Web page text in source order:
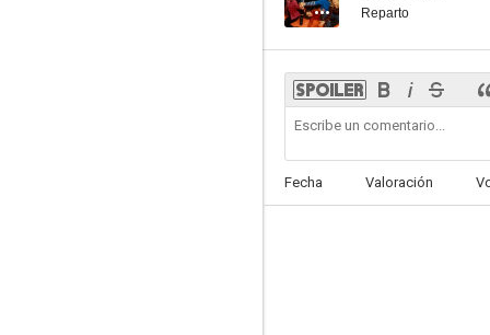
Reparto
Fecha Valoración